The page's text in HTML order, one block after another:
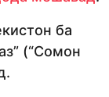
ба
(“Сомон